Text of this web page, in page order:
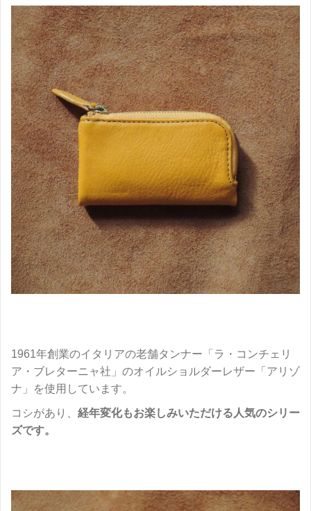
1961年創業のイタリアの老舗タンナー「ラ・コンチェリ
ア・ブレターニャ社」のオイルショルダーレザー「アリゾ
ナ」を使用しています。
コシがあり、 経年変化もお楽しみいただける人気のシリー
ズです。